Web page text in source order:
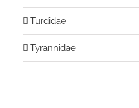
Turdidae
Tyrannidae